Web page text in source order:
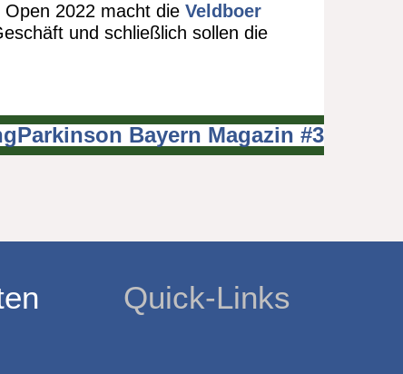
Open 2022 macht dieVeldboer
und schließlich sollen die
Bayern Magazin #3
Quick-Links